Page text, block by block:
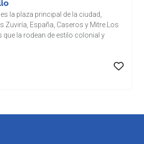
es la plaza principal de la ciudad,
Zuviría, España, Caseros y Mitre.Los
la rodean de estilo colonial y